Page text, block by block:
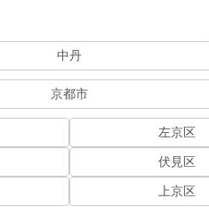
中丹
京都市
左京区
伏見区
上京区